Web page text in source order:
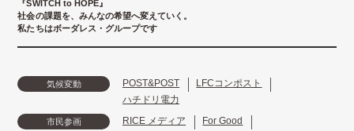
『SWITCH to HOPE』
社会の課題を、みんなの希望へ変えていく。
私たちはボーダレス・グループです
気候変動 POST&POST
LFCコンポスト
ハチドリ電力
市民参画 RICE メディア
For Good